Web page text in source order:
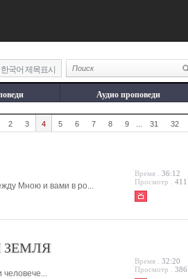
한국어 제목표시
Аудио проповеди
2 3 4 5 6 7 8 9 31 32
Мною и вами в ро...
Время . 36:12
Просмотр . 411
человече...
Время . 32:20
Просмотр . 386